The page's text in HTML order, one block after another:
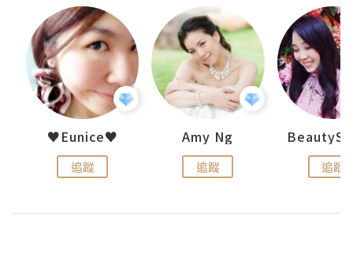
♥Eunice♥
追蹤
Amy Ng
追蹤 追蹤